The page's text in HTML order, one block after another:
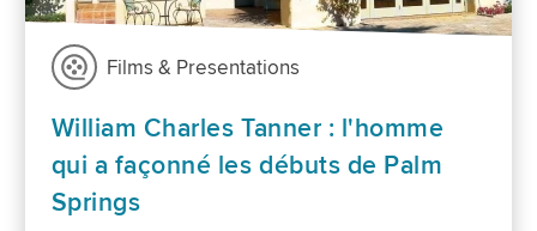
Films & Presentations
William Charles Tanner : l'homme
qui a façonné les débuts de Palm
Springs